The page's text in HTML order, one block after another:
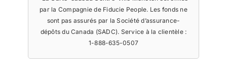
par la Compagnie de Fiducie People. Les fonds ne
sont pas assurés par la Société d’assurance-
dépôts du Canada (SADC). Service à la clientèle :
1-888-635-0507